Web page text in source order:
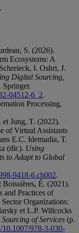
.
S. (2026).
Ecosystems: A
I. Oshri, J.
Digital Sourcing,
Springer.
04512-6_2.
Processing,
Jung, T. (2022).
of Virtual Assistants
E.C. Idemudia, T.
(dir.). Using
to Adapt to Global
9418-6.ch002.
É. (2021).
and Practices of
Organizations:
et L.P. Willcocks
of Services (p.
978-3-030-